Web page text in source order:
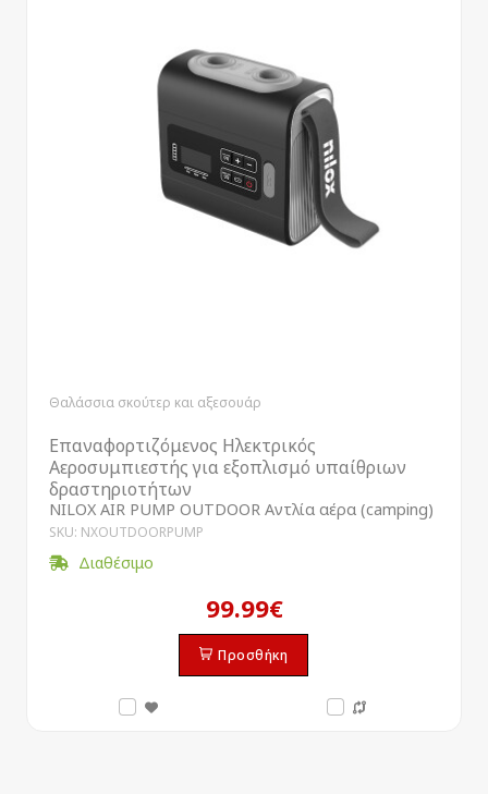
Θαλάσσια σκούτερ και αξεσουάρ
Επαναφορτιζόμενος Ηλεκτρικός
Αεροσυμπιεστής για εξοπλισμό υπαίθριων
δραστηριοτήτων
NILOX AIR PUMP OUTDOOR Αντλία αέρα (camping)
SKU: NXOUTDOORPUMP
Διαθέσιμο
99.99€
Προσθήκη